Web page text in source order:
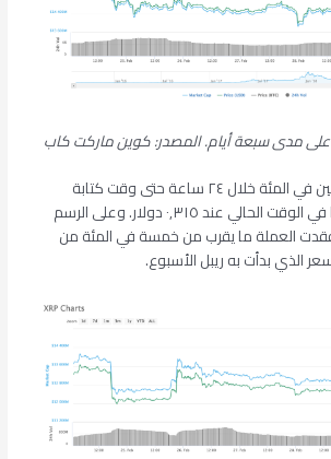
مدى سبعة أيام. المصدر: كوين ماركت كاب
فقدت ريبل حوالي اثنين في المئة خلال ٢٤ ساعة حتى وقت كتابة
المقالة ويتم تداولها في الوقت الحالي عند ٠,٣١٥ دولار. وعلى الرسم
فقدت العملة ما يقرب من خمسة في المئة من